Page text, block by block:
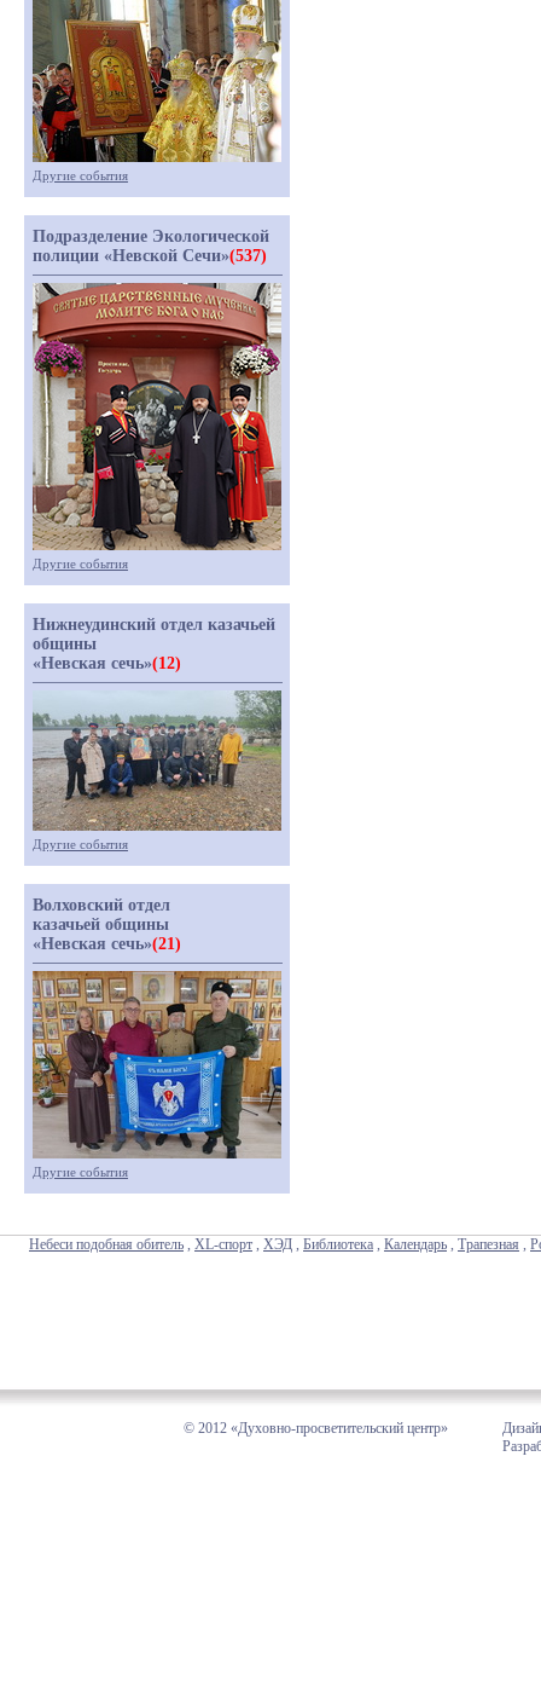
Другие события
Подразделение Экологической
полиции «Невской Сечи»(537)
Другие события
Нижнеудинский отдел казачьей
общины
«Невская сечь»(12)
Другие события
Волховский отдел
казачьей общины
«Невская сечь»(21)
Другие события
Небеси подобная обитель , XL-спорт , ХЭД , Библиотека , Календарь , Трапезная ,
© 2012 «Духовно-просветительский центр»